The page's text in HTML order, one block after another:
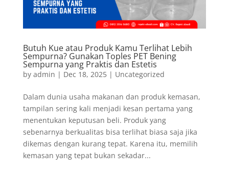
Butuh Kue atau Produk Kamu Terlihat Lebih
Sempurna? Gunakan Toples PET Bening
Sempurna yang Praktis dan Estetis
by admin | Dec 18, 2025| Uncategorized
Dalam dunia usaha makanan dan produk kemasan,
tampilan sering kali menjadi kesan pertama yang
menentukan keputusan beli. Produk yang
sebenarnya berkualitas bisa terlihat biasa saja jika
dikemas dengan kurang tepat. Karena itu, memilih
kemasan yang tepat bukan sekadar...